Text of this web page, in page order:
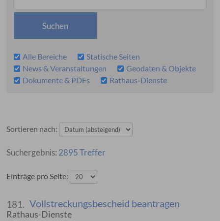
Alle Bereiche
Statische Seiten
News & Veranstaltungen
Geodaten & Objekte
Dokumente & PDFs
Rathaus-Dienste
Sortieren nach:
2895 Treffer
Einträge pro Seite:
181. Vollstreckungsbescheid beantragen
Rathaus-Dienste